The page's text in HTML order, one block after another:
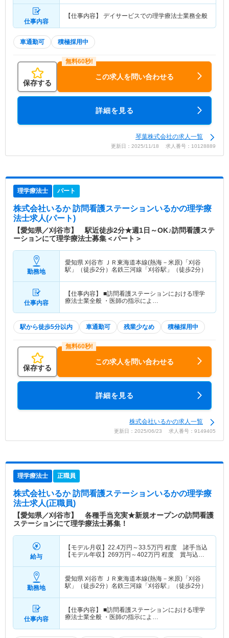
仕事内容
【仕事内容】 デイサービスでの理学療法士業務全般
車通勤可 積極採用中
保存する
この求人を問い合わせる
詳細を見る
琴葉株式会社の求人一覧
更新日：2025/11/18 求人番号：10128889
理学療法士 パート
株式会社いるか 訪問看護ステーションいるかの理学療
法士求人(パート)
【愛知県／刈谷市】 駅近徒歩2分★週1日～OK♪訪問看護ステ
ーションにて理学療法士募集＜パート＞
勤務地
愛知県 刈谷市 ＪＲ東海道本線(熱海－米原)「刈谷
駅」（徒歩2分）名鉄三河線「刈谷駅」（徒歩2分）
仕事内容
【仕事内容】 ■訪問看護ステーションにおける理学
療法士業全般 ・医師の指示によ…
駅から徒歩5分以内 車通勤可 残業少なめ 積極採用中
保存する
この求人を問い合わせる
詳細を見る
株式会社いるかの求人一覧
更新日：2025/06/23 求人番号：9149405
理学療法士 正職員
株式会社いるか 訪問看護ステーションいるかの理学療
法士求人(正職員)
【愛知県／刈谷市】 各種手当充実★新規オープンの訪問看護
ステーションにて理学療法士募集！
給与
【モデル月収】 22.4万円～33.5万円 程度 諸手当込
【モデル年収】 269万円～402万円 程度 賞与込・
勤務地
愛知県 刈谷市 ＪＲ東海道本線(熱海－米原)「刈谷
駅」（徒歩2分）名鉄三河線「刈谷駅」（徒歩2分）
仕事内容
【仕事内容】 ■訪問看護ステーションにおける理学
療法士業全般 ・医師の指示によ…